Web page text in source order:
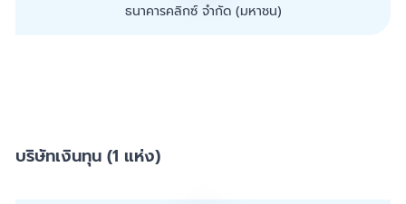
ธนาคารคลิกซ์ จำกัด (มหาชน)
บริษัทเงินทุน (1 แห่ง)